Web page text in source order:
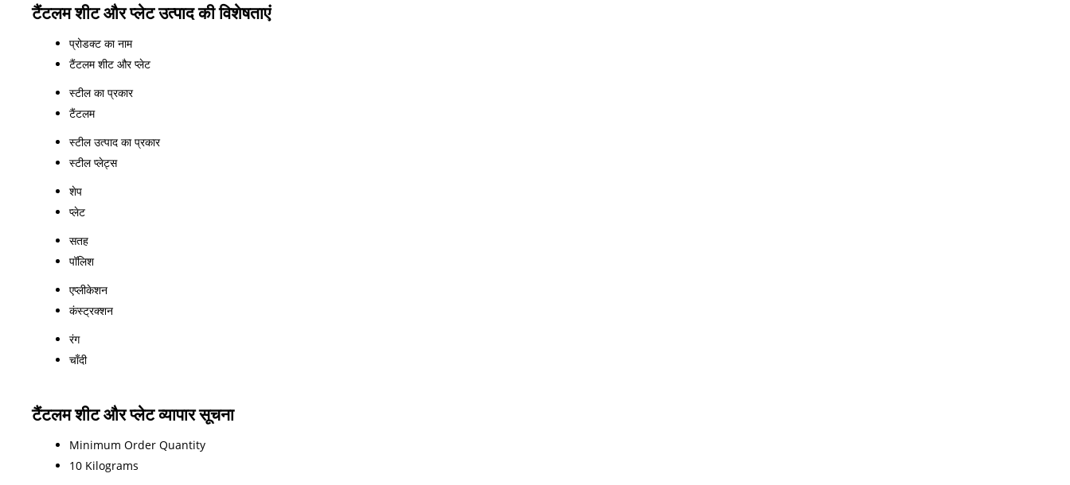
टैंटलम शीट और प्लेट उत्पाद की विशेषताएं
प्रोडक्ट का नाम
टैंटलम शीट और प्लेट
स्टील का प्रकार
टैंटलम
स्टील उत्पाद का प्रकार
स्टील प्लेट्स
शेप
प्लेट
सतह
पॉलिश
एप्लीकेशन
कंस्ट्रक्शन
रंग
चाँदी
टैंटलम शीट और प्लेट व्यापार सूचना
Minimum Order Quantity
10 Kilograms